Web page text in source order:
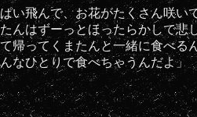
い飛んで、お花がたくさん咲
んはずーっとほったらかしで悲
ってくまたんと一緒に食べる
なひとりで食べちゃうんだよ」